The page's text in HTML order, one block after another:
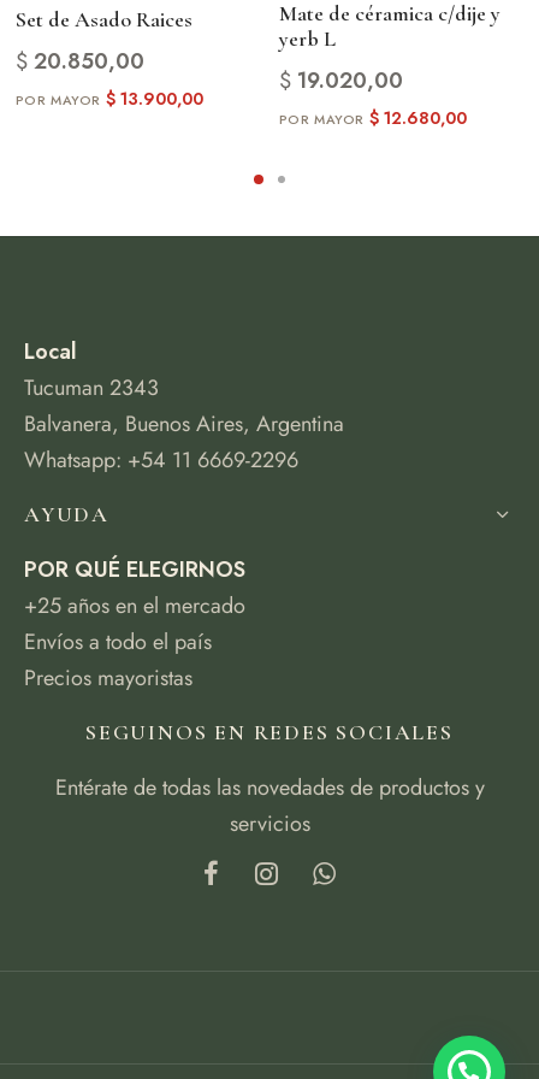
Su estilo funcional y llamativo lo convierte en el
compañero perfecto para salidas, viajes o reuniones al
aire libre.
Material resistente
Amantes del mate
Una pieza pensada para quienes valoran los detalles y la
tradición.
Set de Asado Raices
$20.850,00
$13.900,00
Mate de céramica c/dije y
yerb L
$19.020,00
$12.680,00
Local
Tucuman 2343
Balvanera, Buenos Aires, Argentina
Whatsapp: +54 11 6669-2296
AYUDA
POR QUÉ ELEGIRNOS
+25 años en el mercado
Envíos a todo el país
Precios mayoristas
SEGUINOS EN REDES SOCIALES
Entérate de todas las novedades de productos y
servicios